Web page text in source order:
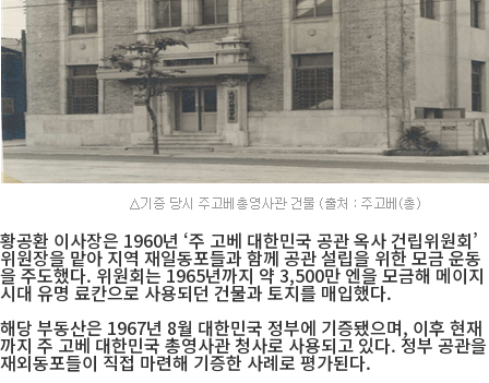
황공환 이사장은 1960년 ‘주 고베 대한민국 공관 옥사 건립위원회’
위원장을 맡아 지역 재일동포들과 함께 공관 설립을 위한 모금 운동
을 주도했다. 위원회는 1965년까지 약 3,500만 엔을 모금해 메이지
시대 유명 료칸으로 사용되던 건물과 토지를 매입했다.
해당 부동산은 1967년 8월 대한민국 정부에 기증됐으며, 이후 현재
까지 주 고베 대한민국 총영사관 청사로 사용되고 있다. 정부 공관을
재외동포들이 직접 마련해 기증한 사례로 평가된다.